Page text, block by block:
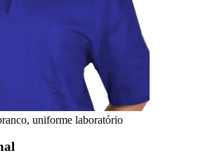
uniforme laboratório